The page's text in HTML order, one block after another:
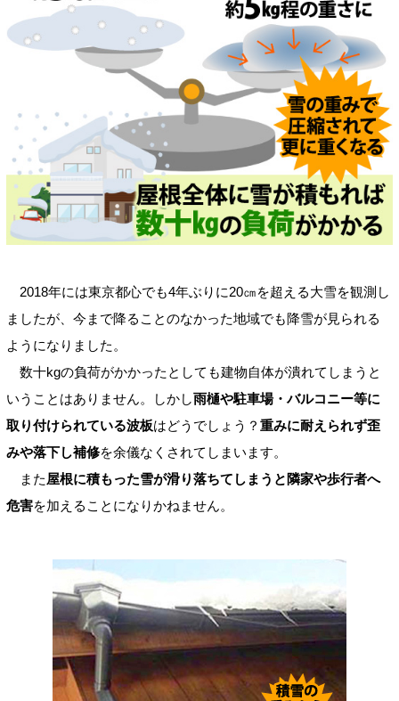
2018年には東京都心でも4年ぶりに20㎝を超える大雪を観測し
ましたが、今まで降ることのなかった地域でも降雪が見られる
ようになりました。
数十kgの負荷がかかったとしても建物自体が潰れてしまうと
いうことはありません。しかし雨樋や駐車場・バルコニー等に
取り付けられている波板はどうでしょう？ 重みに耐えられず歪
みや落下し補修を余儀なくされてしまいます。
また屋根に積もった雪が滑り落ちてしまうと隣家や歩行者へ
危害を加えることになりかねません。